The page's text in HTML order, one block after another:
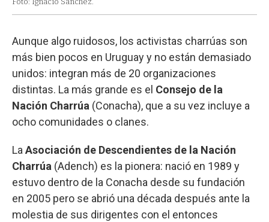
Aunque algo ruidosos, los activistas charrúas son
más bien pocos en Uruguay y no están demasiado
unidos: integran más de 20 organizaciones
distintas. La más grande es el Consejo de la
Nación Charrúa (Conacha), que a su vez incluye a
ocho comunidades o clanes.
LaAsociación de Descendientes de la Nación
Charrúa (Adench) es la pionera: nació en 1989 y
estuvo dentro de la Conacha desde su fundación
en 2005 pero se abrió una década después ante la
molestia de sus dirigentes con el entonces